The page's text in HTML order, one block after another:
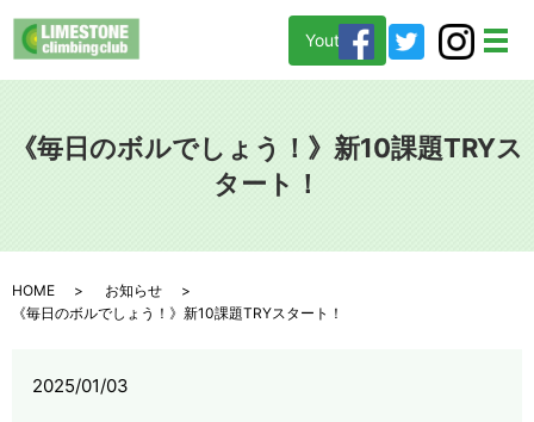
メ
Youtube
《毎日のボルでしょう！》新10課題TRYス
タート！
HOME
お知らせ
《毎日のボルでしょう！》新10課題TRYスタート！
2025/01/03